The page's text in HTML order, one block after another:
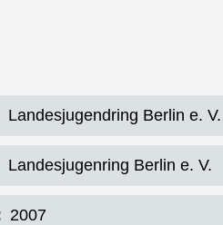
Landesjugendring Berlin e. V.
Landesjugenring Berlin e. V.
2007